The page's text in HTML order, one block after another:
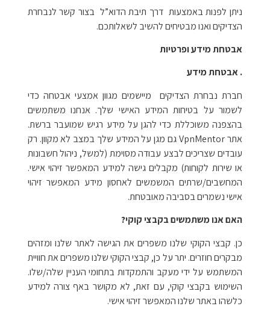
ניתן לפנות באמצעות דרך תיבת הדוא”ל בצור קשר לנבחרת
הצדיקים ואנו מבטיחים להשיב לשאלותכם.
אבטחת מידע ופרטיות
. אבטחת מידע
חברת נבחרת הצדיקים מיישמים מגוון אמצעי אבטחה כדי
לשמור על בטיחות המידע האישי שלך. אנחנו משתמשים
בהצפנה משוכללת כדי להגן על מידע רגיש שמועבר ברשת.
אתר VpnMentor גם מגן על המידע שלך במצב לא מקוון. רק
עובדים שצריכים לבצע עבודה מסוימת (למשל, ניהול חשבונות
או שירות לקוחות) מקבלים גישה למידע המאפשר זיהוי אישי.
המחשבים/שרתים המשמשים לאחסון מידע המאפשר זיהוי
אישי נשמרים בסביבה מאובטחת.
האם אנו משתמשים בקבצי קוקי?
כן. קבצי הקוקי שלנו משפרים את הגישה לאתר שלנו ומזהים
מבקרים חוזרים. יתר על כן, קבצי הקוקי שלנו משפרים את חוויית
המשתמש על ידי מעקב והתמקדות בתחומי העניין שלה/שלו.
השימוש בקבצי קוקי, עם זאת, לא מקושר באף צורה למידע
כלשהו באתר שלנו המאפשר זיהוי אישי.